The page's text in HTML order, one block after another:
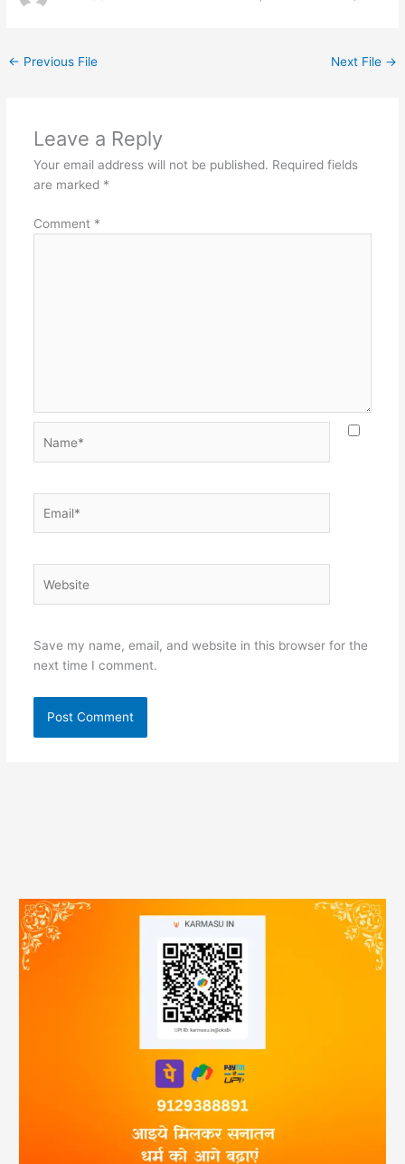
← Previous File Next File →
Leave a Reply
Your email address will not be published. Required fields
are marked *
Comment *
Save my name, email, and website in this browser for the
next time I comment.